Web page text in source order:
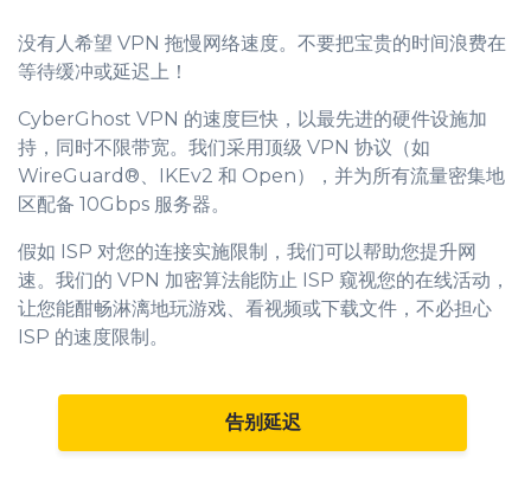
没有人希望 VPN 拖慢网络速度。不要把宝贵的时间浪费在
等待缓冲或延迟上！
CyberGhost VPN 的速度巨快，以最先进的硬件设施加
持，同时不限带宽。我们采用顶级 VPN 协议（如
WireGuard®、IKEv2 和 Open），并为所有流量密集地
区配备 10Gbps 服务器。
假如 ISP 对您的连接实施限制，我们可以帮助您提升网
速。我们的 VPN 加密算法能防止 ISP 窥视您的在线活动，
让您能酣畅淋漓地玩游戏、看视频或下载文件，不必担心
ISP 的速度限制。
告别延迟